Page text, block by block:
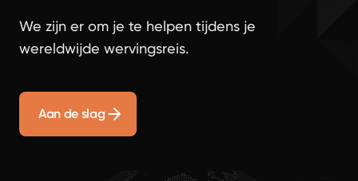
We zijn er om je te helpen tijdens je
wereldwijde wervingsreis.
Aan de slag